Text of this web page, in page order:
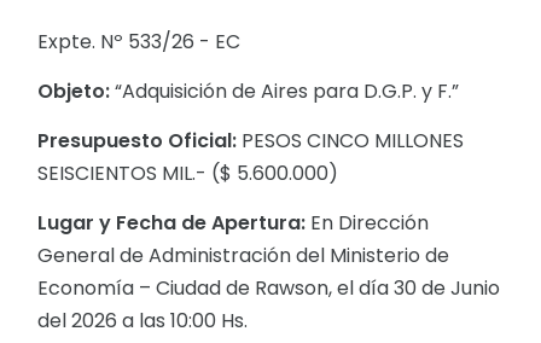
Expte. Nº 533/26 - EC
Objeto:“Adquisición de Aires para D.G.P. y F.”
Presupuesto Oficial: PESOS CINCO MILLONES
SEISCIENTOS MIL.- ($ 5.600.000)
Lugar y Fecha de Apertura: En Dirección
General de Administración del Ministerio de
Economía – Ciudad de Rawson, el día 30 de Junio
del 2026 a las 10:00 Hs.